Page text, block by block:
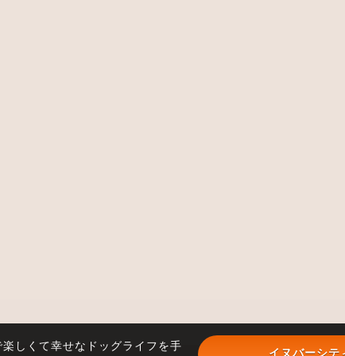
楽しくて幸せなドッグライフを手 イヌバーシテ